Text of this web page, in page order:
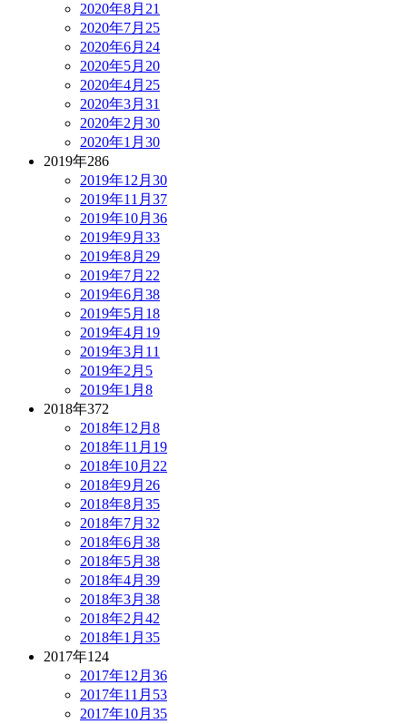
2020年8月 21
2020年7月 25
2020年6月 24
2020年5月 20
2020年4月 25
2020年3月 31
2020年2月 30
2020年1月 30
2019年286
2019年12月 30
2019年11月 37
2019年10月 36
2019年9月 33
2019年8月 29
2019年7月 22
2019年6月 38
2019年5月 18
2019年4月 19
2019年3月 11
2019年2月 5
2019年1月 8
2018年372
2018年12月 8
2018年11月 19
2018年10月 22
2018年9月 26
2018年8月 35
2018年7月 32
2018年6月 38
2018年5月 38
2018年4月 39
2018年3月 38
2018年2月 42
2018年1月 35
2017年124
2017年12月 36
2017年11月 53
2017年10月 35